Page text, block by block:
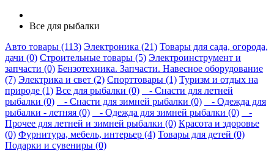
Все для рыбалки
Авто товары (113) Электроника (21) Товары для сада, огорода,
дачи (0) Строительные товары (5) Электроинструмент и
запчасти (0) Бензотехника. Запчасти. Навесное оборудование
(7) Электрика и свет (2) Спорттовары (1) Туризм и отдых на
природе (1) Все для рыбалки (0)
- Снасти для летней
рыбалки (0)
- Снасти для зимней рыбалки (0)
- Одежда для
рыбалки - летняя (0)
- Одежда для зимней рыбалки (0)
-
Прочее для летней и зимней рыбалки (0) Красота и здоровье
(0) Фурнитура, мебель, интерьер (4) Товары для детей (0)
Подарки и сувениры (0)